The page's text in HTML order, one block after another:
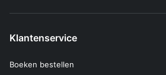
Klantenservice
Boeken bestellen